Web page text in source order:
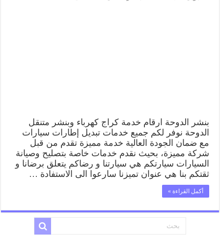
بنشر الدوحة ارقام خدمة كراج كهرباء وبنشر متنقل
الدوحة نوفر لكم جميع خدمات تبديل إطارات سيارات
مع ضمان الجودة العالية خدمة مميزة تقدم من قبل
شركة مميزة، بحيث نقدم خدمات خاصة بتصليح وصيانة
السيارات سيارتكم هي سيارتنا و رضاكم يتعلق برضانا و
ثقتكم بنا هي عنوان تميزنا سارعوا الى الاستفادة …
أكمل القراءة »